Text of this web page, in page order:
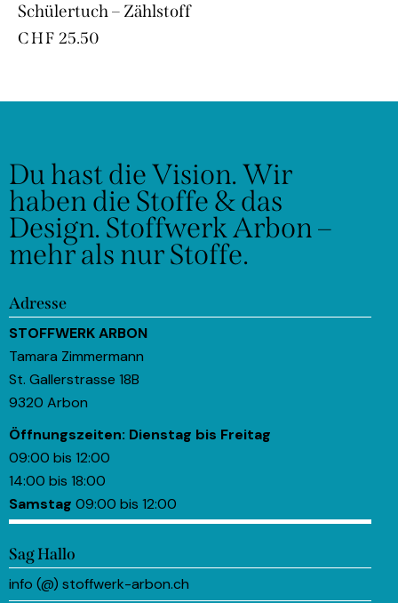
Schülertuch – Zählstoff
CHF 25.50
Du hast die Vision.Wir
haben die Stoffe & das
Design. Stoffwerk Arbon –
mehr als nur Stoffe.
Adresse
STOFFWERK ARBON
Tamara Zimmermann
St. Gallerstrasse 18B
9320 Arbon
Öffnungszeiten: Dienstag bis Freitag
09:00 bis 12:00
14:00 bis 18:00
Samstag 09:00 bis 12:00
Sag Hallo
info (@) stoffwerk-arbon.ch